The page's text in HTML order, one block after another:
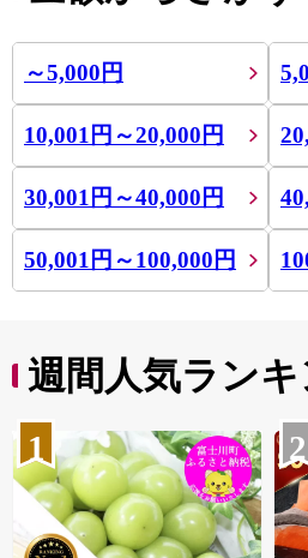
～5,000円
10,001円～20,000円
30,001円～40,000円
50,001円～100,000円
週間人気ラン
1 2